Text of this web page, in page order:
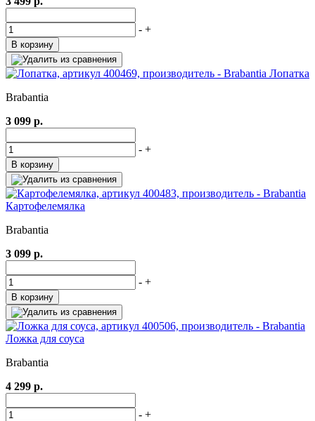
- +
В корзину
Лопатка
Brabantia
3 099 р.
- +
В корзину
Картофелемялка
Brabantia
3 099 р.
- +
В корзину
Ложка для соуса
Brabantia
4 299 р.
- +